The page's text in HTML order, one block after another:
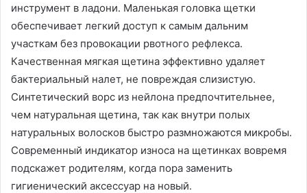
инструмент в ладони․ Маленькая головка щетки
обеспечивает легкий доступ к самым дальним
участкам без провокации рвотного рефлекса․
Качественная мягкая щетина эффективно удаляет
бактериальный налет, не повреждая слизистую․
Синтетический ворс из нейлона предпочтительнее,
чем натуральная щетина, так как внутри полых
натуральных волосков быстро размножаются микробы․
Современный индикатор износа на щетинках вовремя
подскажет родителям, когда пора заменить
гигиенический аксессуар на новый․